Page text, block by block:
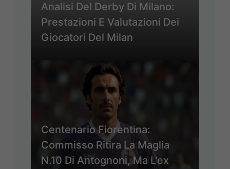
Analisi Del Derby Di Milano:
Prestazioni E Valutazioni Dei
Giocatori Del Milan
Centenario Fiorentina:
Commisso Ritira La Maglia
N.10 Di Antognoni, Ma L’ex